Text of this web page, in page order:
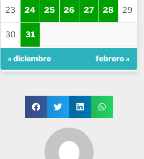
23 24 25 26 27 28 29
30 31
« diciembre febrero »